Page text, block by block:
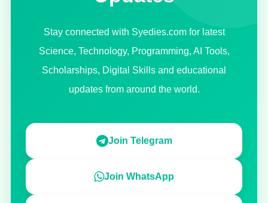
Stay connected with Syedies.com for latest
Science, Technology, Programming, AI Tools,
Scholarships, Digital Skills and educational
updates from around the world.
Join Telegram
Join WhatsApp